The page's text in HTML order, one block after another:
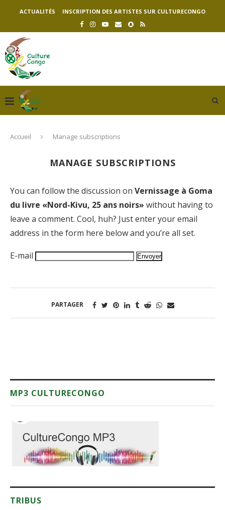
ACTUALITÉS INSCRIPTION DES ARTISTES SUR CULTURECONGO
Accueil Manage subscriptions
MANAGE SUBSCRIPTIONS
You can follow the discussion on Vernissage à Goma
du livre «Nord-Kivu, 25 ans noirs» without having to
leave a comment. Cool, huh? Just enter your email
address in the form here below and you’re all set.
E-mail
PARTAGER
MP3 CULTURECONGO
TRIBUS